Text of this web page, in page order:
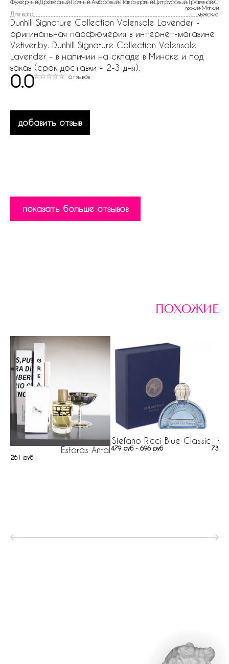
Фужерный:Древесный:Пряный:Амбровый:Лавандовый:Цитрусовый:Травяной:С
вежий:Мягкий
Для кого
мужские
Dunhill Signature Collection Valensole Lavender -
оригинальная парфюмерия в интернет-магазине
Vetiver.by. Dunhill Signature Collection Valensole
Lavender - в наличии на складе в Минске и под
заказ (срок доставки - 2-3 дня).
0.0 отзывов
добавить отзыв
показать больше отзывов
похожие
Estoras Antal
261 руб
Stefano Ricci Blue Classic
479 руб - 696 руб 737